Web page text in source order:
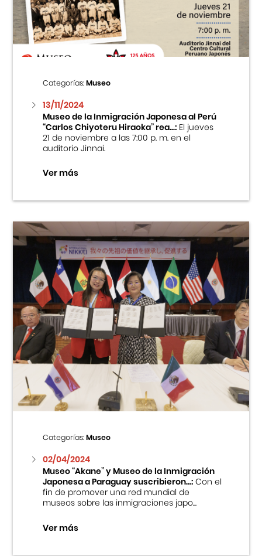
Centro Cultural Peruano Japonés
Cursos
Museo de la Inmigración Japonesa
Fondo Editorial
Teatro Peruano Japonés
Categorías:Museo
13/11/2024
Museo de la Inmigración Japonesa al Perú
“Carlos Chiyoteru Hiraoka” rea...:El jueves
21 de noviembre a las 7:00 p. m. en el
auditorio Jinnai.
Ver más
Categorías:Museo
02/04/2024
Museo “Akane” y Museo de la Inmigración
Japonesa a Paraguay suscribieron...:Con el
fin de promover una red mundial de
museos sobre las inmigraciones japo...
Ver más